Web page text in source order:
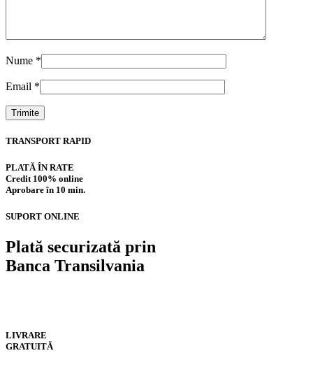
Nume *
Email *
TRANSPORT RAPID
PLATĂ ÎN RATE
Credit 100% online
Aprobare în 10 min.
SUPORT ONLINE
Plată securizată prin
Banca Transilvania
LIVRARE
GRATUITĂ